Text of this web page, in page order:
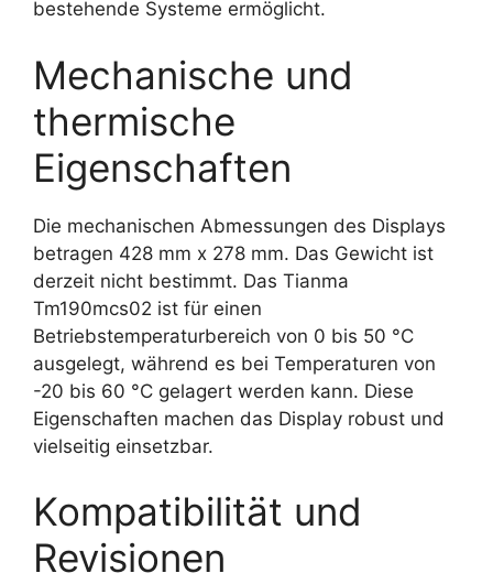
bestehende Systeme ermöglicht.
Mechanische und
thermische
Eigenschaften
Die mechanischen Abmessungen des Displays
betragen 428 mm x 278 mm. Das Gewicht ist
derzeit nicht bestimmt. Das Tianma
Tm190mcs02 ist für einen
Betriebstemperaturbereich von 0 bis 50 °C
ausgelegt, während es bei Temperaturen von
-20 bis 60 °C gelagert werden kann. Diese
Eigenschaften machen das Display robust und
vielseitig einsetzbar.
Kompatibilität und
Revisionen